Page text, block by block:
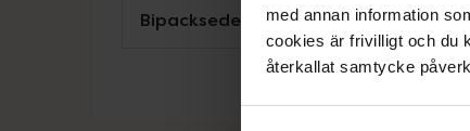
med annan information
cookies är frivilligt och du
återkallat samtycke
Bipacksedel från FASS